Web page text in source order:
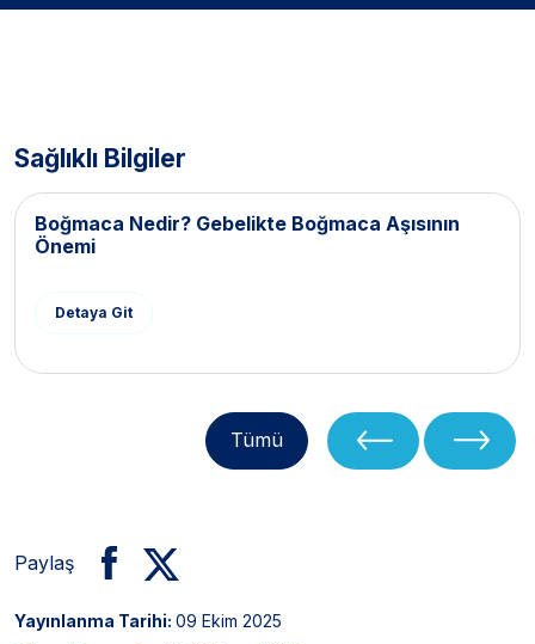
Sağlıklı Bilgiler
Boğmaca Nedir? Gebelikte Boğmaca Aşısının
Önemi
Detaya Git
Tümü
Paylaş
Yayınlanma Tarihi: 09 Ekim 2025